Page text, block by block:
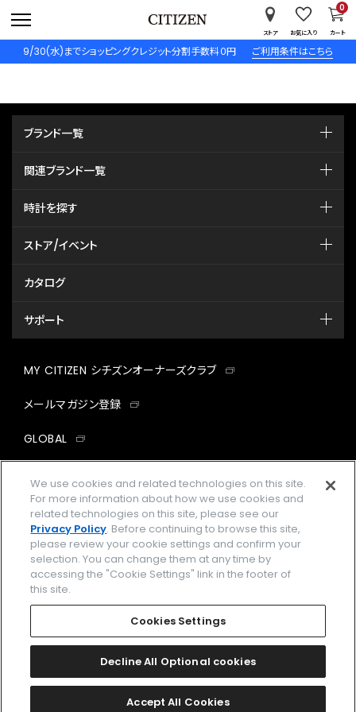
9/30(水)までショッピングクレジット分割手数料０円 ご利用条件はこちら
ストア お気に入り カート
0
ブランド一覧
関連ブランド一覧
時計を探す
ストア/イベント
カタログ
サポート
MY CITIZEN シチズンオーナーズクラブ
メールマガジン登録
GLOBAL
facebookinstagramtwitter
企業情報 ご利用規約
プライバシーポリシー Cookies Settings
Amazon PayはAmazon.com, Inc.またはその関連会社の商標です。
2026 CITIZEN WATCH CO., LTD.
We use cookies and related technologies on this site.
For more information about how we use cookies and
related technologies on this site, please see our
Privacy Policy. Before continuing to browse this site,
please review your cookie settings and confirm your
selection. You can change them at any time by
accessing the "Cookie Settings" link in the footer of
this site.
Cookies Settings
Decline All Optional cookies
Accept All Cookies